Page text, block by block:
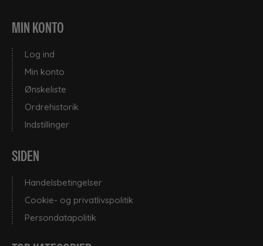
MIN KONTO
Log ind
Min konto
Ønskeliste
Ordrehistorik
Indstillinger
SIDEN
Handelsbetingelser
Cookie- og privatlivspolitik
Persondatapolitik